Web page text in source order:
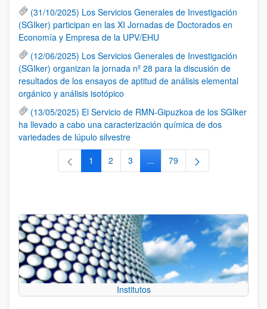
(31/10/2025) Los Servicios Generales de Investigación
(SGIker) participan en las XI Jornadas de Doctorados en
Economía y Empresa de la UPV/EHU
(12/06/2025) Los Servicios Generales de Investigación
(SGIker) organizan la jornada nº 28 para la discusión de
resultados de los ensayos de aptitud de análisis elemental
orgánico y análisis isotópico
(13/05/2025) El Servicio de RMN-Gipuzkoa de los SGIker
ha llevado a cabo una caracterización química de dos
variedades de lúpulo silvestre
Página
1 Página
2 Página
3 ...Páginas intermedias Use TAB
Página
79
Institutos